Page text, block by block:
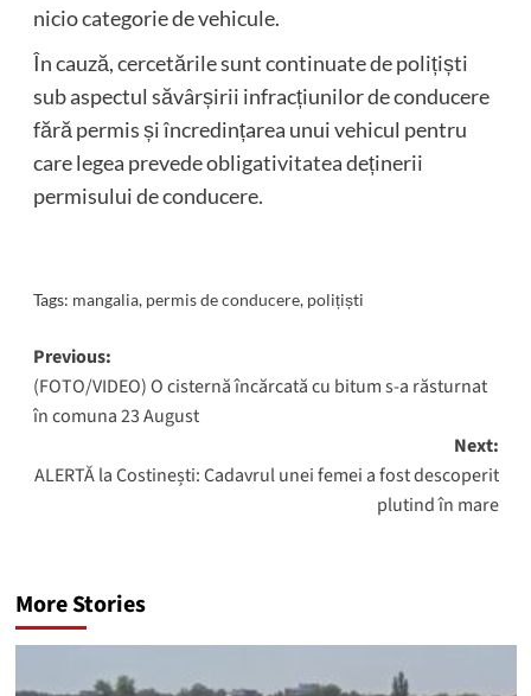
nicio categorie de vehicule.
În cauză, cercetările sunt continuate de polițiști
sub aspectul săvârșirii infracțiunilor de conducere
fără permis și încredințarea unui vehicul pentru
care legea prevede obligativitatea deținerii
permisului de conducere.
Tags: mangalia, permis de conducere, polițiști
Post
navigation
Previous:
(FOTO/VIDEO) O cisternă încărcată cu bitum s-a răsturnat
în comuna 23 August
Next:
ALERTĂ la Costinești: Cadavrul unei femei a fost descoperit
plutind în mare
More Stories